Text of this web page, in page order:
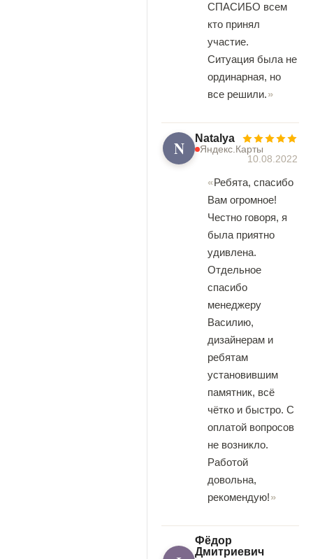
СПАСИБО всем
кто принял
участие.
Ситуация была не
ординарная, но
все решили.
N Natalya
Яндекс.Карты
10.08.2022
Ребята, спасибо
Вам огромное!
Честно говоря, я
была приятно
удивлена.
Отдельное
спасибо
менеджеру
Василию,
дизайнерам и
ребятам
установившим
памятник, всё
чётко и быстро. С
оплатой вопросов
не возникло.
Работой
довольна,
рекомендую!
Фёдор
Дмитриевич